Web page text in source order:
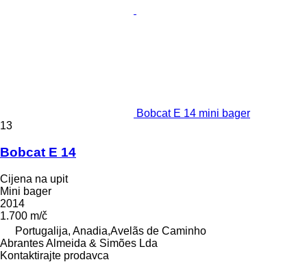
Bobcat E 14 mini bager
13
Bobcat E 14
Cijena na upit
Mini bager
2014
1.700 m/č
Portugalija, Anadia,Avelãs de Caminho
Abrantes Almeida & Simões Lda
Kontaktirajte prodavca